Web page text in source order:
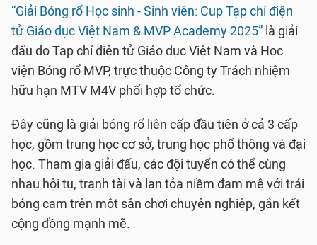
“Giải Bóng rổ Học sinh - Sinh viên: Cup Tạp chí điện
tử Giáo dục Việt Nam & MVP Academy 2025” là giải
đấu do Tạp chí điện tử Giáo dục Việt Nam và Học
viện Bóng rổ MVP, trực thuộc Công ty Trách nhiệm
hữu hạn MTV M4V phối hợp tổ chức.
Đây cũng là giải bóng rổ liên cấp đầu tiên ở cả 3 cấp
học, gồm trung học cơ sở, trung học phổ thông và đại
học. Tham gia giải đấu, các đội tuyển có thể cùng
nhau hội tụ, tranh tài và lan tỏa niềm đam mê với trái
bóng cam trên một sân chơi chuyên nghiệp, gắn kết
cộng đồng mạnh mẽ.